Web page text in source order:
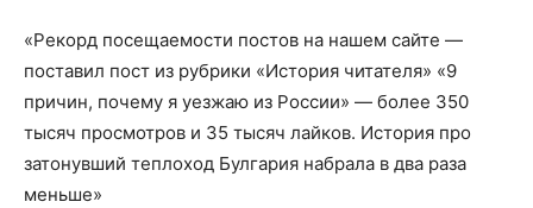
«Рекорд посещаемости постов на нашем сайте —
поставил пост из рубрики «История читателя» «9
причин, почему я уезжаю из России» — более 350
тысяч просмотров и 35 тысяч лайков. История про
затонувший теплоход Булгария набрала в два раза
меньше»